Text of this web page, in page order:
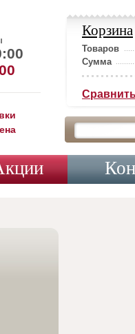
Корзина
Товаров
Сумма